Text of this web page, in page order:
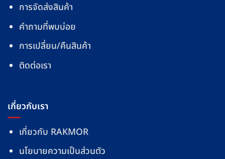
การจัดส่งสินค้า
คำถามที่พบบ่อย
การเปลี่ยน/คืนสินค้า
ติดต่อเรา
เกี่ยวกับเรา
เกี่ยวกับ RAKMOR
นโยบายความเป็นส่วนตัว